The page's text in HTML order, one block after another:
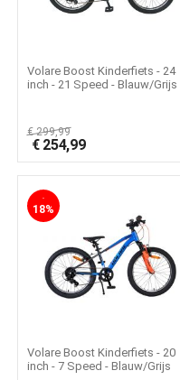
Volare Boost Kinderfiets - 24
inch - 21 Speed - Blauw/Grijs
€299,99
€ 254,99
-
18%
Volare Boost Kinderfiets - 20
inch - 7 Speed - Blauw/Grijs